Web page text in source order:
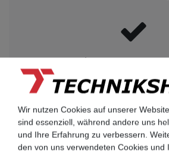
kompetenter
Rechnungskauf auf
Wir nutzen Cookies auf unserer
sind essenziell, während andere uns
und Ihre Erfahrung zu verbessern.
den von uns verwendeten Cookies und